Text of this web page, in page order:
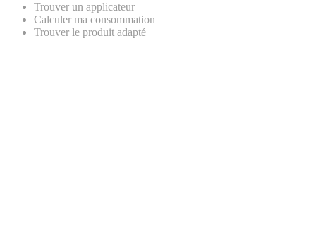
Trouver un applicateur
Calculer ma consommation
Trouver le produit adapté